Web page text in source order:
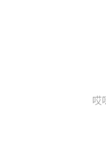
哎